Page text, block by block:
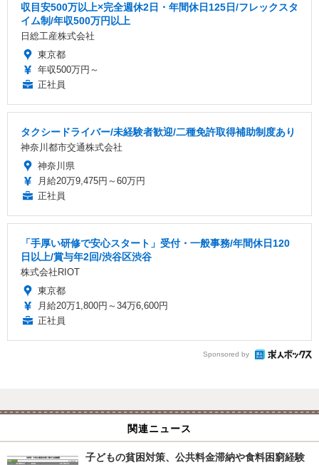
収目安500万以上×完全週休2日・年間休日125日/フレックスタ
イム制/年収500万円以上
日総工産株式会社
東京都
年収500万円～
正社員
タクシードライバー/未経験者歓迎/二種免許取得補助制度あり
神奈川都市交通株式会社
神奈川県
月給20万9,475円～60万円
正社員
「手厚い研修で安心スタート」受付・一般事務/年間休日120
日以上/賞与年2回/渋谷区渋谷
株式会社RIOT
東京都
月給20万1,800円～34万6,600円
正社員
Sponsored by
関連ニュース
子どもの貧困対策、公共料金滞納や食料困窮経験